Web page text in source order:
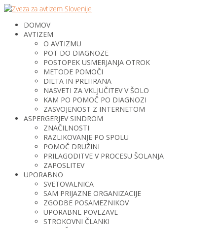
DOMOV
AVTIZEM
O AVTIZMU
POT DO DIAGNOZE
POSTOPEK USMERJANJA OTROK
METODE POMOČI
DIETA IN PREHRANA
NASVETI ZA VKLJUČITEV V ŠOLO
KAM PO POMOČ PO DIAGNOZI
ZASVOJENOST Z INTERNETOM
ASPERGERJEV SINDROM
ZNAČILNOSTI
RAZLIKOVANJE PO SPOLU
POMOČ DRUŽINI
PRILAGODITVE V PROCESU ŠOLANJA
ZAPOSLITEV
UPORABNO
SVETOVALNICA
SAM PRIJAZNE ORGANIZACIJE
ZGODBE POSAMEZNIKOV
UPORABNE POVEZAVE
STROKOVNI ČLANKI